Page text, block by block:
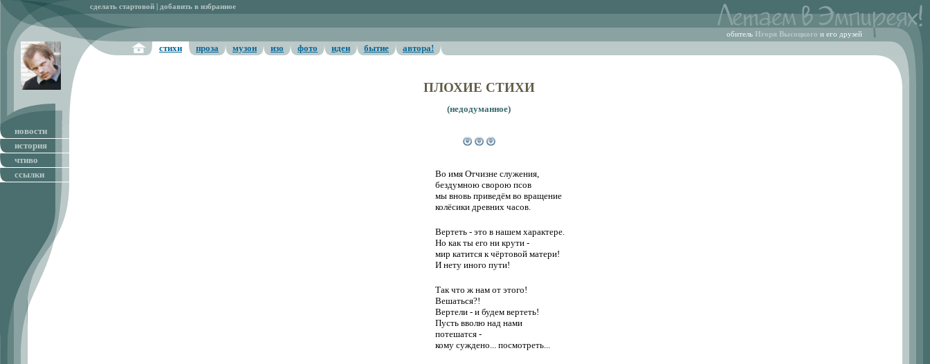
сделать стартовой добавить в избранное
обитель Игоря Высоцкого и его друзей
стихи проза музон изо фото идеи бытие автора!
новости
история
чтиво
ссылки
ПЛОХИЕ СТИХИ
(недодуманное)
Во имя Отчизне служения,
бездумною сворою псов
мы вновь приведём во вращение
колёсики древних часов.
Вертеть - это в нашем характере.
Но как ты его ни крути -
мир катится к чёртовой матери!
И нету иного пути!
Так что ж нам от этого!
Вешаться?!
Вертели - и будем вертеть!
Пусть вволю над нами
потешатся -
кому суждено... посмотреть...